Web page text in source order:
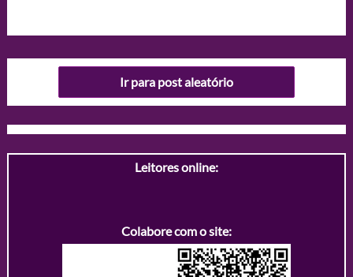
Ir para post aleatório
Leitores online:
Colabore com o site: